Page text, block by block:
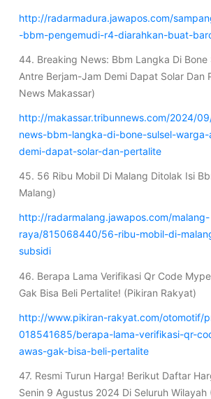
http://radarmadura.jawapos.com/
-bbm-pengemudi-r4-diarahkan-buat-
44. Breaking News: Bbm Langka Di Bone
Antre Berjam-Jam Demi Dapat Solar Dan
News Makassar)
http://makassar.tribunnews.com/2024/
news-bbm-langka-di-bone-sulsel-
demi-dapat-solar-dan-pertalite
45. 56 Ribu Mobil Di Malang Ditolak Isi
Malang)
http://radarmalang.jawapos.com/malang-
raya/815068440/56-ribu-mobil-di-
subsidi
46. Berapa Lama Verifikasi Qr Code
Gak Bisa Beli Pertalite! (Pikiran Rakyat)
http://www.pikiran-rakyat.com/otomotif/
018541685/berapa-lama-verifikasi-qr-
awas-gak-bisa-beli-pertalite
47. Resmi Turun Harga! Berikut Daftar
Senin 9 Agustus 2024 Di Seluruh Wilayah